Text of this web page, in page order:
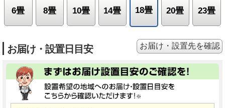
6畳 8畳 10畳 14畳 18畳 20畳 23畳
お届け・設置日目安 お届け・設置先を確認